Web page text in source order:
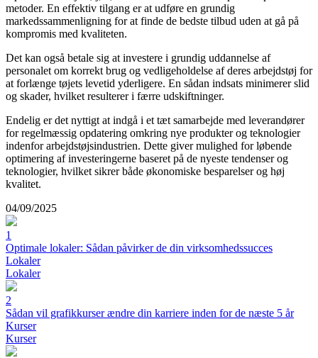
metoder. En effektiv tilgang er at udføre en grundig
markedssammenligning for at finde de bedste tilbud uden at gå på
kompromis med kvaliteten.
Det kan også betale sig at investere i grundig uddannelse af
personalet om korrekt brug og vedligeholdelse af deres arbejdstøj for
at forlænge tøjets levetid yderligere. En sådan indsats minimerer slid
og skader, hvilket resulterer i færre udskiftninger.
Endelig er det nyttigt at indgå i et tæt samarbejde med leverandører
for regelmæssig opdatering omkring nye produkter og teknologier
indenfor arbejdstøjsindustrien. Dette giver mulighed for løbende
optimering af investeringerne baseret på de nyeste tendenser og
teknologier, hvilket sikrer både økonomiske besparelser og høj
kvalitet.
04/09/2025
1
Optimale lokaler: Sådan påvirker de din virksomhedssucces
Lokaler
Lokaler
2
Sådan vil grafikkurser ændre din karriere inden for de næste 5 år
Kurser
Kurser